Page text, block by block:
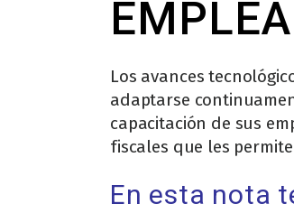
Los avances
adaptarse
capacitación de sus
fiscales que les
En esta nota